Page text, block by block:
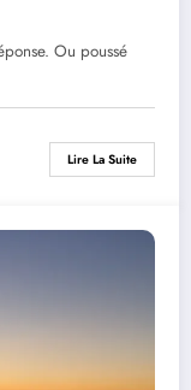
Ou poussé
Lire La Suite